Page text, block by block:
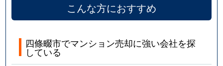
こんな方におすすめ
四條畷市でマンション売却に強い会社を探
している